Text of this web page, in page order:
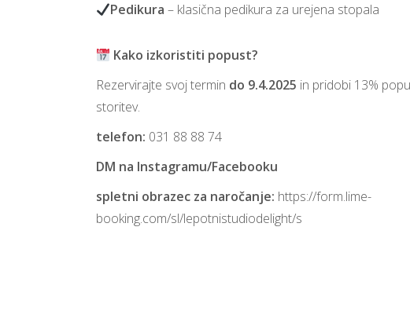
Pedikura – klasična pedikura za urejena stopala
Kako izkoristiti popust?
Rezervirajte svoj termin do 9.4.2025 in pridobi 13%
storitev.
telefon: 031 88 88 74
DM na Instagramu/Facebooku
spletni obrazec za naročanje: https://form.lime-
booking.com/sl/lepotnistudiodelight/s